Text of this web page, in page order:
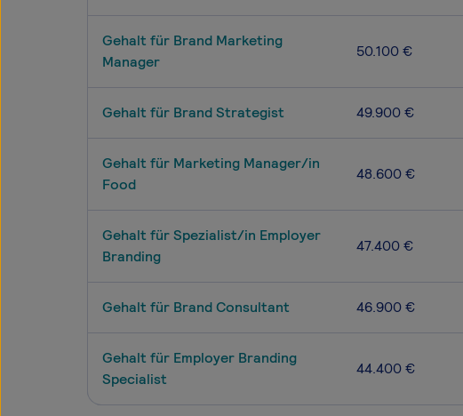
Gehalt für Brand Marketing
Manager
50.100 €
Gehalt für Brand Strategist 49.900 €
Gehalt für Marketing Manager/in
Food
48.600 €
Gehalt für Spezialist/in Employer
Branding
47.400 €
Gehalt für Brand Consultant 46.900 €
Gehalt für Employer Branding
Specialist
44.400 €